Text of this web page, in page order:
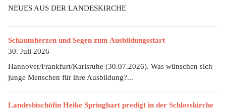
NEUES AUS DER LANDESKIRCHE
Schaumherzen und Segen zum Ausbildungsstart
30. Juli 2026
Hannover/Frankfurt/Karlsruhe (30.07.2026). Was wünschen sich
junge Menschen für ihre Ausbildung?...
Landesbischöfin Heike Springhart predigt in der Schlosskirche